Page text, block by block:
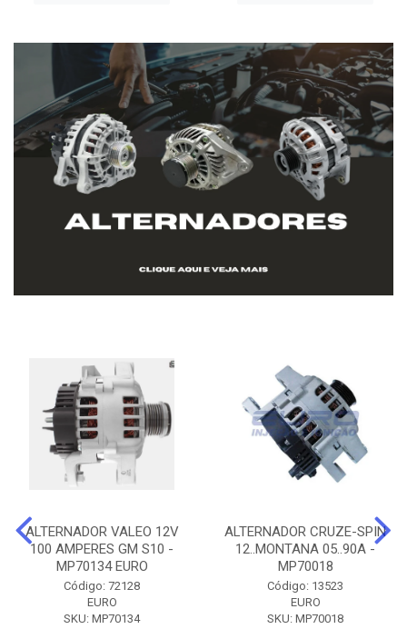
ALTERNADOR VALEO 12V
100 AMPERES GM S10 -
MP70134 EURO
Código: 72128
EURO
SKU: MP70134
ALTERNADOR CRUZE-SPIN
12..MONTANA 05..90A -
MP70018
Código: 13523
EURO
SKU: MP70018